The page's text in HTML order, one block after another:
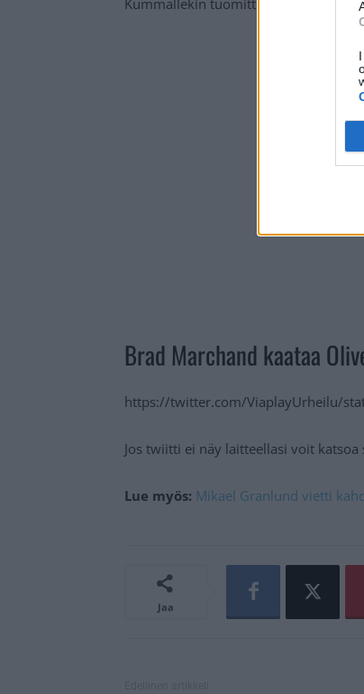
Brad Marchand kaataa
https://twitter.com/ViaplayUrheilu/
Jos twiitti ei näy laitteellasi voit katsoa
Lue myös: Mikael Granlund vietti
Jaa